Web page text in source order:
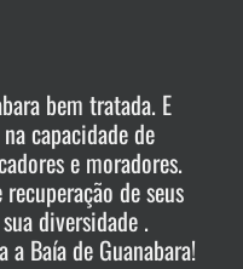
bem tratada. E
capacidade de
e moradores.
de seus
diversidade .
a Baía de Guanabara!